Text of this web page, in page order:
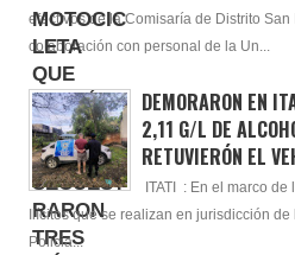
efectivos de la Comisaría de Distrito San
colaboración con personal de la Un...
DEMORARON EN
2,11 G/L DE
RETUVIERÓN EL
ITATI : En el marco
Ilícitos que se realizan en jurisdicción
Policia...